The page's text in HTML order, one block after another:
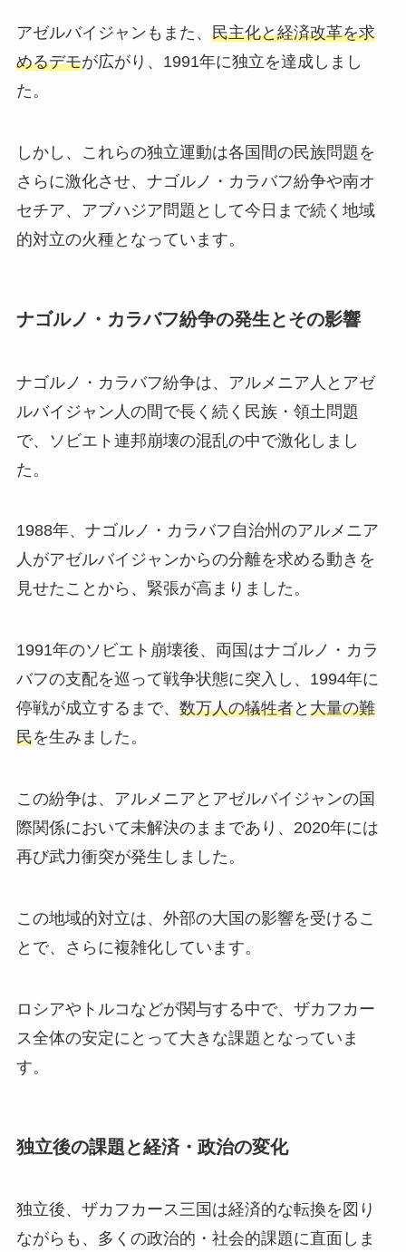
アゼルバイジャンもまた、 民主化と経済改革を求
めるデモが広がり、1991年に独立を達成しまし
た。
しかし、これらの独立運動は各国間の民族問題を
さらに激化させ、ナゴルノ・カラバフ紛争や南オ
セチア、アブハジア問題として今日まで続く地域
的対立の火種となっています。
ナゴルノ・カラバフ紛争の発生とその影響
ナゴルノ・カラバフ紛争は、アルメニア人とアゼ
ルバイジャン人の間で長く続く民族・領土問題
で、ソビエト連邦崩壊の混乱の中で激化しまし
た。
1988年、ナゴルノ・カラバフ自治州のアルメニア
人がアゼルバイジャンからの分離を求める動きを
見せたことから、緊張が高まりました。
1991年のソビエト崩壊後、両国はナゴルノ・カラ
バフの支配を巡って戦争状態に突入し、1994年に
停戦が成立するまで、 数万人の犠牲者と 大量の難
民を生みました。
この紛争は、アルメニアとアゼルバイジャンの国
際関係において未解決のままであり、2020年には
再び武力衝突が発生しました。
この地域的対立は、外部の大国の影響を受けるこ
とで、さらに複雑化しています。
ロシアやトルコなどが関与する中で、ザカフカー
ス全体の安定にとって大きな課題となっていま
す。
独立後の課題と経済・政治の変化
独立後、ザカフカース三国は経済的な転換を図り
ながらも、多くの政治的・社会的課題に直面しま